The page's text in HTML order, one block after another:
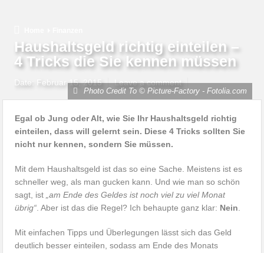
Photo Credit To © Picture-Factory - Fotolia.com
Haushaltsgeld richtig einteilen –
4 Tricks die Sie kennen müssen
Date: Februar 15, 2015 Leave a comment
Egal ob Jung oder Alt, wie Sie Ihr Haushaltsgeld richtig
einteilen, dass will gelernt sein. Diese 4 Tricks sollten Sie
nicht nur kennen, sondern Sie müssen.
Mit dem Haushaltsgeld ist das so eine Sache. Meistens ist es
schneller weg, als man gucken kann. Und wie man so schön
sagt, ist„am Ende des Geldes ist noch viel zu viel Monat
übrig“. Aber ist das die Regel? Ich behaupte ganz klar: Nein.
Mit einfachen Tipps und Überlegungen lässt sich das Geld
deutlich besser einteilen, sodass am Ende des Monats